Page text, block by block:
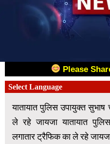
Please
यातायात पुलिस उपायुक्त
ले रहे जायजा यातायात
लगातार ट्रैफिक का ले रहे